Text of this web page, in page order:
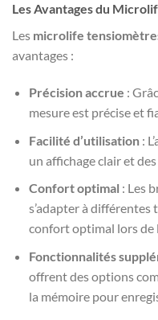
Les Avantages du
Les microlife
avantages :
Précision accrue :
mesure est précise et
Facilité d’utilisation:
un affichage clair et
Confort optimal : Les
s’adapter à différentes
confort optimal lors de
Fonctionnalités
offrent des options
la mémoire pour